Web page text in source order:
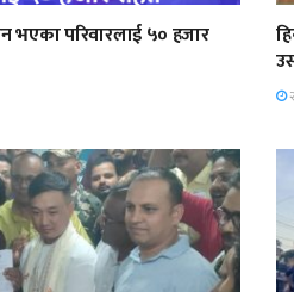
भएका परिवारलाई ५० हजार